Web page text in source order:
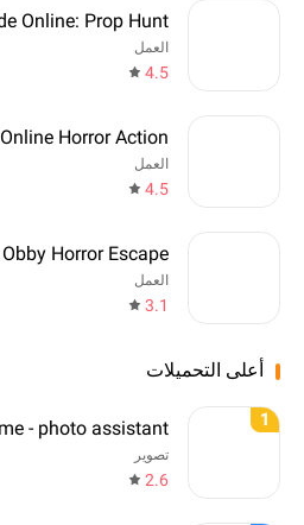
Online: Prop Hunt
العمل
4.5
العمل
4.5
العمل
3.1
أعلى التحميلات
1
تصوير
2.6